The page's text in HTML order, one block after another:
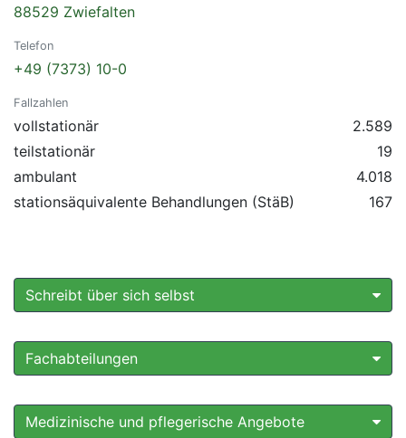
88529 Zwiefalten
Telefon
+49 (7373) 10-0
Fallzahlen
vollstationär
2.589
teilstationär
19
ambulant
4.018
stationsäquivalente Behandlungen (StäB)
167
Schreibt über sich selbst
Fachabteilungen
Medizinische und pflegerische Angebote